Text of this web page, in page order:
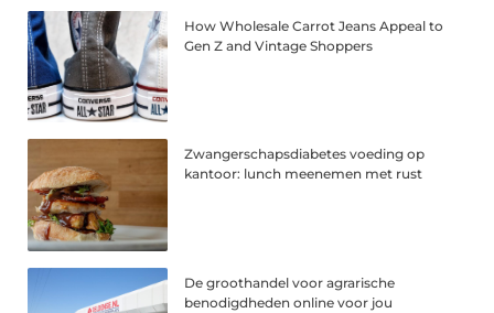
How Wholesale Carrot Jeans Appeal to
Gen Z and Vintage Shoppers
Zwangerschapsdiabetes voeding op
kantoor: lunch meenemen met rust
De groothandel voor agrarische
benodigdheden online voor jou